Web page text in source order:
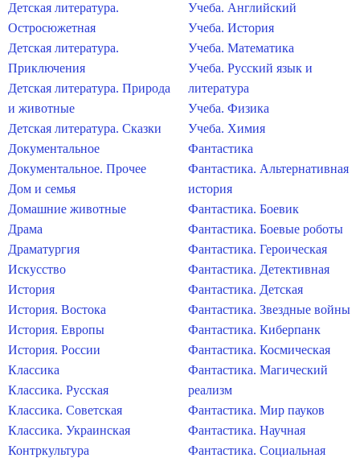
Детская литература.
Остросюжетная
Детская литература.
Приключения
Детская литература. Природа
и животные
Детская литература. Сказки
Документальное
Документальное. Прочее
Дом и семья
Домашние животные
Драма
Драматургия
Искусство
История
История. Востока
История. Европы
История. России
Классика
Классика. Русская
Классика. Советская
Классика. Украинская
Контркультура
Учеба. Английский
Учеба. История
Учеба. Математика
Учеба. Русский язык и
литература
Учеба. Физика
Учеба. Химия
Фантастика
Фантастика. Альтернативная
история
Фантастика. Боевик
Фантастика. Боевые роботы
Фантастика. Героическая
Фантастика. Детективная
Фантастика. Детская
Фантастика. Звездные войны
Фантастика. Киберпанк
Фантастика. Космическая
Фантастика. Магический
реализм
Фантастика. Мир пауков
Фантастика. Научная
Фантастика. Социальная